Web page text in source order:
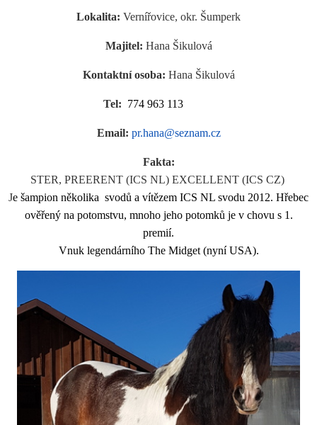
Lokalita: Vernířovice, okr. Šumperk
Majitel: Hana Šikulová
Kontaktní osoba: Hana Šikulová
Tel: 774 963 113
Email: pr.hana@seznam.cz
Fakta:
STER, PREERENT (ICS NL) EXCELLENT (ICS CZ)
Je šampion několika svodů a vítězem ICS NL svodu 2012. Hřebec
ověřený na potomstvu, mnoho jeho potomků je v chovu s 1.
premií.
Vnuk legendárního The Midget (nyní USA).